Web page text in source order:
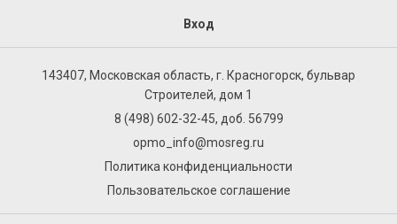
Вход
143407, Московская область, г. Красногорск, бульвар
Строителей, дом 1
8 (498) 602-32-45, доб. 56799
opmo_info@mosreg.ru
Политика конфиденциальности
Пользовательское соглашение